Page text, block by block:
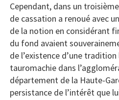
Cependant, dans un
de cassation a renoué avec
de la notion en considérant
du fond avaient
de l’existence d’une
tauromachie dans
département de la Haute-
persistance de l’intérêt que